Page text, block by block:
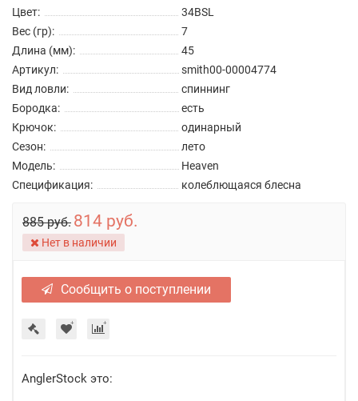
Цвет:
34BSL
Вес (гр):
7
Длина (мм):
45
Артикул:
smith00-00004774
Вид ловли:
спиннинг
Бородка:
есть
Крючок:
одинарный
Сезон:
лето
Модель:
Heaven
Спецификация:
колеблющаяся блесна
885 руб. 814 руб.
Нет в наличии
Сообщить о поступлении
AnglerStock это: